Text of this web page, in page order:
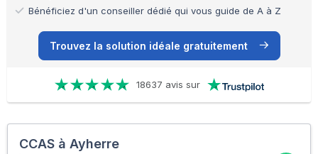
Bénéficiez d'un conseiller dédié qui vous guide de A à Z
Trouvez la solution idéale gratuitement
18637 avis sur
CCAS à Ayherre